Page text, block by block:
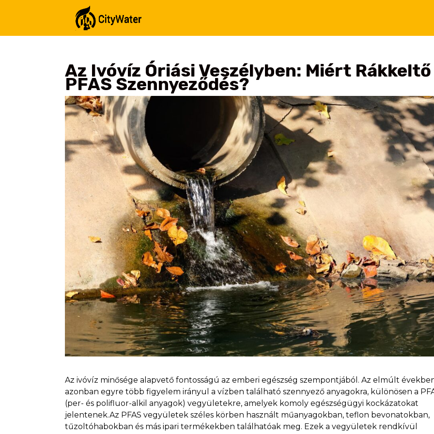
Az Ivóvíz Óriási Veszélyben: Miért Rákkeltő
PFAS Szennyeződés?
Az ivóvíz minősége alapvető fontosságú az emberi egészség szempontjából. Az elmúlt
azonban egyre több figyelem irányul a vízben található szennyező anyagokra, különösen a
(per- és polifluor-alkil anyagok) vegyületekre, amelyek komoly egészségügyi kockázatokat
jelentenek.Az PFAS vegyületek széles körben használt műanyagokban, teflon bevonatokban,
tűzoltóhabokban és más ipari termékekben találhatóak meg. Ezek a vegyületek rendkívül